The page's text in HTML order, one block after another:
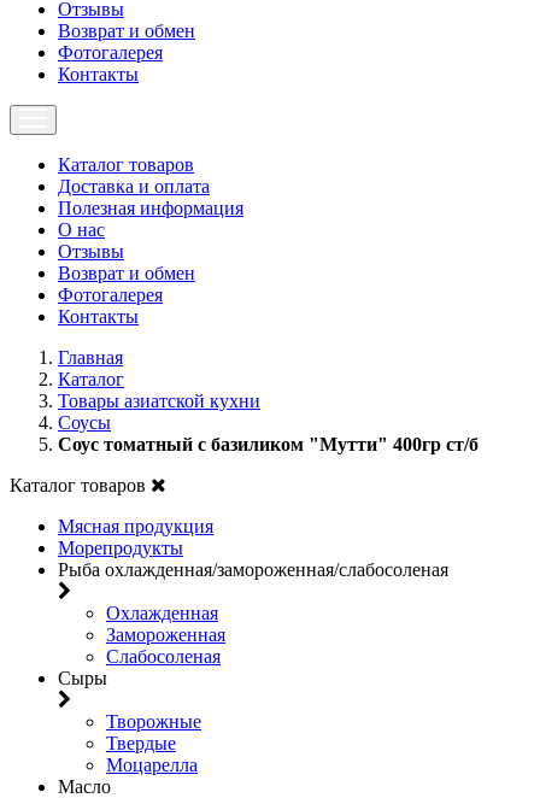
Отзывы
Возврат и обмен
Фотогалерея
Контакты
Каталог товаров
Доставка и оплата
Полезная информация
О нас
Отзывы
Возврат и обмен
Фотогалерея
Контакты
Главная
Каталог
Товары азиатской кухни
Соусы
Соус томатный с базиликом "Мутти" 400гр ст/б
Каталог товаров
Мясная продукция
Морепродукты
Рыба охлажденная/замороженная/слабосоленая
Охлажденная
Замороженная
Слабосоленая
Сыры
Творожные
Твердые
Моцарелла
Масло